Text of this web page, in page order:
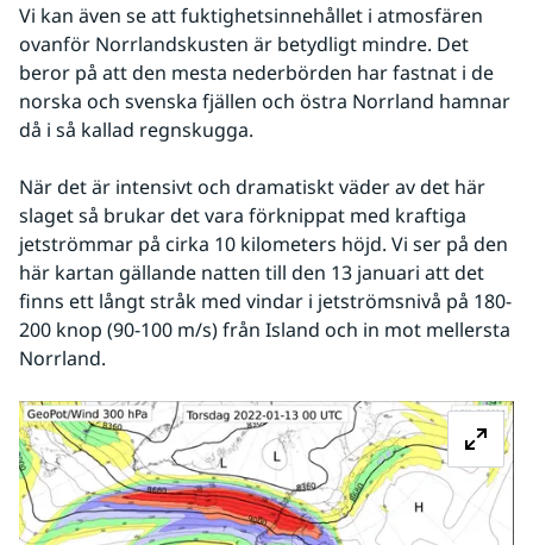
Vi kan även se att fuktighetsinnehållet i atmosfären
ovanför Norrlandskusten är betydligt mindre. Det
beror på att den mesta nederbörden har fastnat i de
norska och svenska fjällen och östra Norrland hamnar
då i så kallad regnskugga.
När det är intensivt och dramatiskt väder av det här
slaget så brukar det vara förknippat med kraftiga
jetströmmar på cirka 10 kilometers höjd. Vi ser på den
här kartan gällande natten till den 13 januari att det
finns ett långt stråk med vindar i jetströmsnivå på 180-
200 knop (90-100 m/s) från Island och in mot mellersta
Norrland.